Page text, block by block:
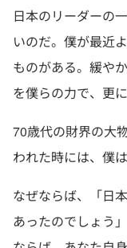
日本のリーダーの
いのだ。僕が最近
ものがある。緩や
を僕らの力で、更
70歳代の財界の大
われた時には、僕
なぜならば、「日
あったのでしょう